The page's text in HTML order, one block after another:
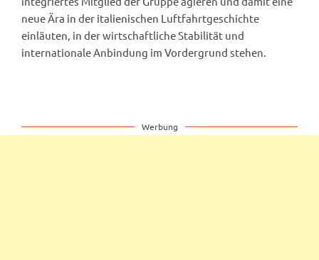
neue Ära in der italienischen Luftfahrtgeschichte
einläuten, in der wirtschaftliche Stabilität und
internationale Anbindung im Vordergrund stehen.
Werbung